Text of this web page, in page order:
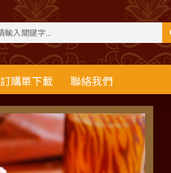
訂購單下載 聯絡我們